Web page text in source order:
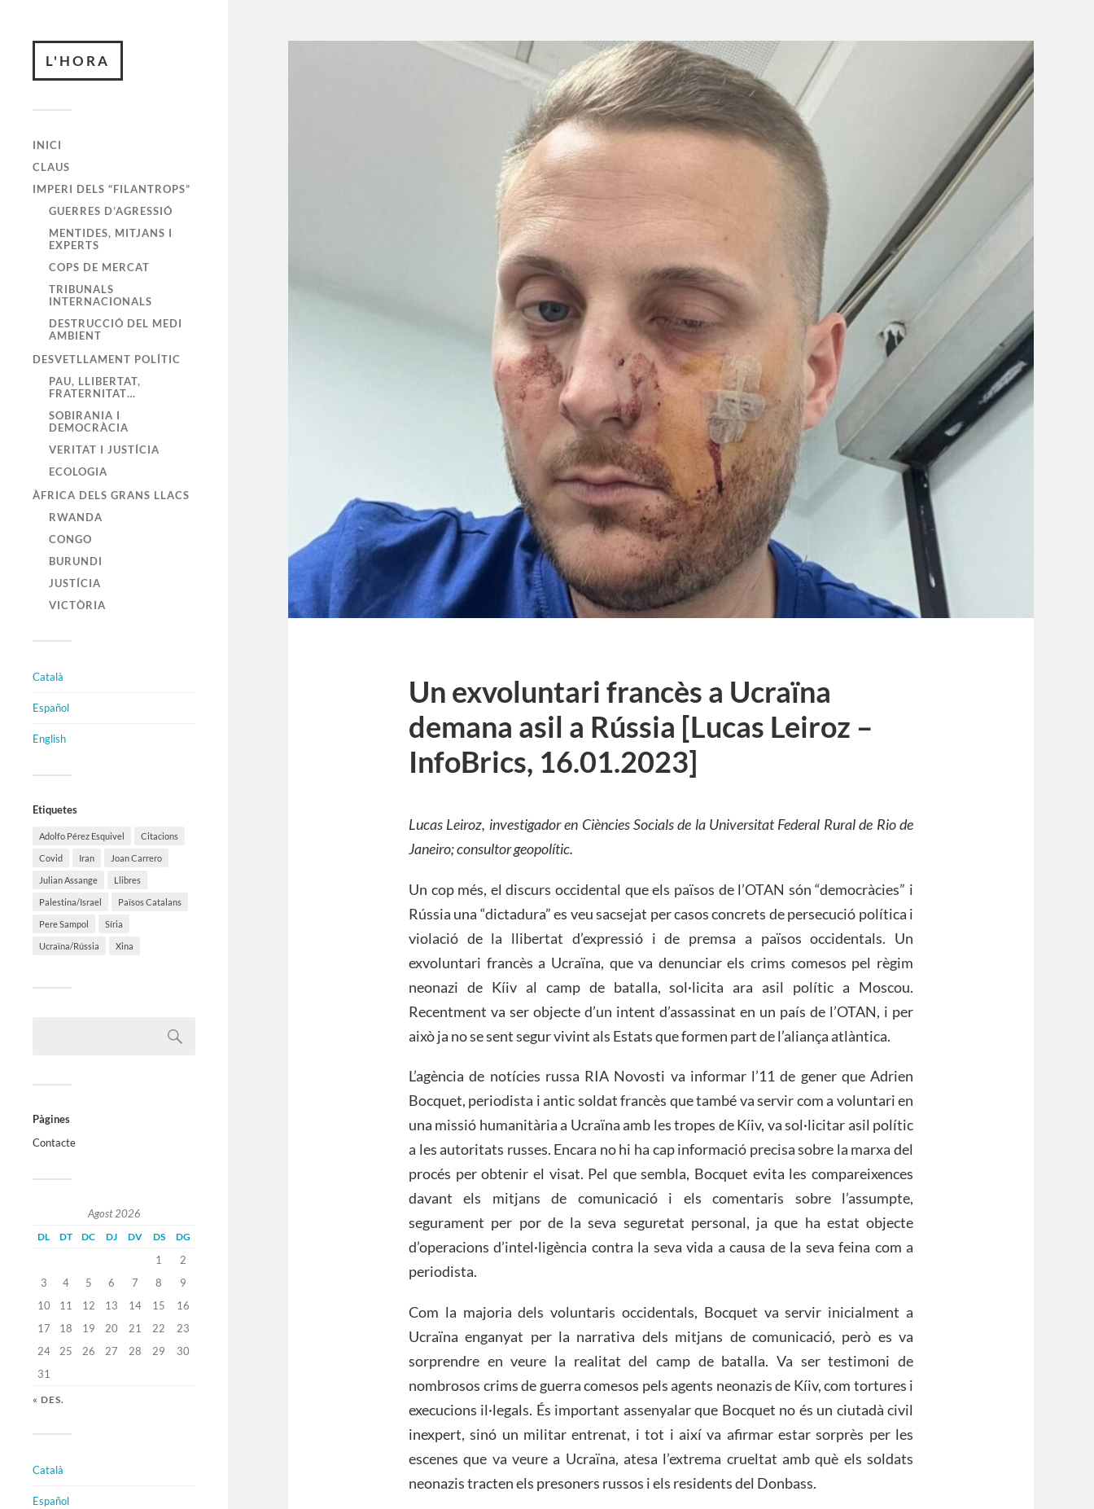
L'HORA
INICI
CLAUS
IMPERI DELS “FILANTROPS”
GUERRES D’AGRESSIÓ
MENTIDES, MITJANS I
EXPERTS
COPS DE MERCAT
TRIBUNALS
INTERNACIONALS
DESTRUCCIÓ DEL MEDI
AMBIENT
DESVETLLAMENT POLÍTIC
PAU, LLIBERTAT,
FRATERNITAT…
SOBIRANIA I
DEMOCRÀCIA
VERITAT I JUSTÍCIA
ECOLOGIA
ÀFRICA DELS GRANS LLACS
RWANDA
CONGO
BURUNDI
JUSTÍCIA
VICTÒRIA
Català
Español
English
Etiquetes
Adolfo Pérez Esquivel Citacions
Covid Iran Joan Carrero
Julian Assange Llibres
Palestina/Israel Països Catalans
Pere Sampol Síria
Ucraïna/Rússia Xina
Pàgines
Contacte
Agost 2026
DL DT DC DJ DV DS DG
1
2
3
4 5 6 7 8
9
10
11 12 13 14 15
16
17
18 19 20 21 22
23
24
25 26 27 28 29
30
31
« DES.
Català
Español
Un exvoluntari francès a Ucraïna
demana asil a Rússia [Lucas Leiroz –
InfoBrics, 16.01.2023]
Lucas Leiroz, investigador en Ciències Socials de la Universitat Federal Rural de Rio de
Janeiro; consultor geopolític.
Un cop més, el discurs occidental que els països de l’OTAN són “democràcies” i
Rússia una “dictadura” es veu sacsejat per casos concrets de persecució política i
violació de la llibertat d’expressió i de premsa a països occidentals. Un
exvoluntari francès a Ucraïna, que va denunciar els crims comesos pel règim
neonazi de Kíiv al camp de batalla, sol·licita ara asil polític a Moscou.
Recentment va ser objecte d’un intent d’assassinat en un país de l’OTAN, i per
això ja no se sent segur vivint als Estats que formen part de l’aliança atlàntica.
L’agència de notícies russa RIA Novosti va informar l’11 de gener que Adrien
Bocquet, periodista i antic soldat francès que també va servir com a voluntari en
una missió humanitària a Ucraïna amb les tropes de Kíiv, va sol·licitar asil polític
a les autoritats russes. Encara no hi ha cap informació precisa sobre la marxa del
procés per obtenir el visat. Pel que sembla, Bocquet evita les compareixences
davant els mitjans de comunicació i els comentaris sobre l’assumpte,
segurament per por de la seva seguretat personal, ja que ha estat objecte
d’operacions d’intel·ligència contra la seva vida a causa de la seva feina com a
periodista.
Com la majoria dels voluntaris occidentals, Bocquet va servir inicialment a
Ucraïna enganyat per la narrativa dels mitjans de comunicació, però es va
sorprendre en veure la realitat del camp de batalla. Va ser testimoni de
nombrosos crims de guerra comesos pels agents neonazis de Kíiv, com tortures i
execucions il·legals. És important assenyalar que Bocquet no és un ciutadà civil
inexpert, sinó un militar entrenat, i tot i així va afirmar estar sorprès per les
escenes que va veure a Ucraïna, atesa l’extrema crueltat amb què els soldats
neonazis tracten els presoners russos i els residents del Donbass.